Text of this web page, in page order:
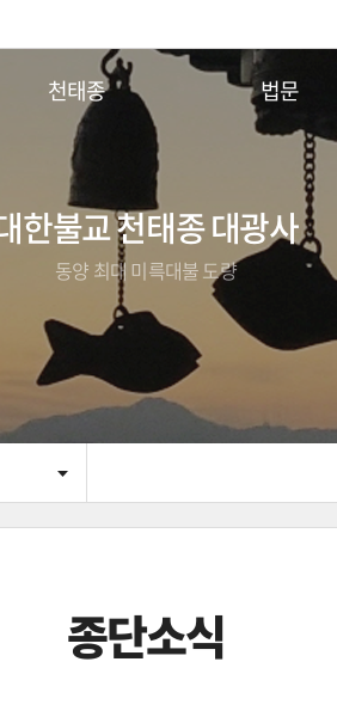
천태종
천태종 역사
구인사 큰스님
천태종3대 지표
종기설명
소의경전
구인사 관음기도 안내
법문
사이버법당
이달의 부처님말씀
주지스님법문
한불교 천태종 대광사
동양 최대 미륵대불 도량
종단소식